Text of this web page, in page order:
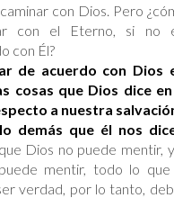
con Dios. Pero
con el Eterno, si no
con Él?
de acuerdo con Dios
cosas que Dios dice
a nuestra
demás que él nos
Dios no puede mentir,
mentir, todo lo que
verdad, por lo tanto,